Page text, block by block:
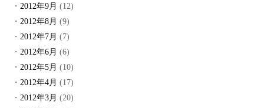
2012年9月 (12)
2012年8月 (9)
2012年7月 (7)
2012年6月 (6)
2012年5月 (10)
2012年4月 (17)
2012年3月 (20)